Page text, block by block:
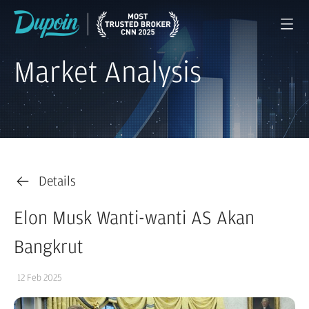
Market Analysis
Details
Elon Musk Wanti-wanti AS Akan
Bangkrut
12 Feb 2025